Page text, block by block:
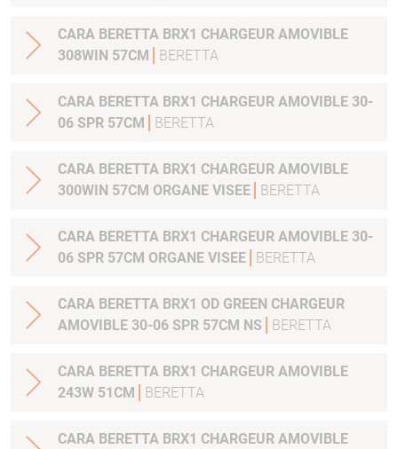
CARA BERETTA BRX1 CHARGEUR AMOVIBLE
308WIN 57CM
BERETTA
CARA BERETTA BRX1 CHARGEUR AMOVIBLE 30-
06 SPR 57CM
BERETTA
CARA BERETTA BRX1 CHARGEUR AMOVIBLE
300WIN 57CM ORGANE VISEE
BERETTA
CARA BERETTA BRX1 CHARGEUR AMOVIBLE 30-
06 SPR 57CM ORGANE VISEE
BERETTA
CARA BERETTA BRX1 OD GREEN CHARGEUR
AMOVIBLE 30-06 SPR 57CM NS
BERETTA
CARA BERETTA BRX1 CHARGEUR AMOVIBLE
243W 51CM
BERETTA
CARA BERETTA BRX1 CHARGEUR AMOVIBLE